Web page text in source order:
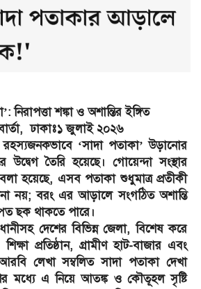
নিরাপত্তা শঙ্কা ও অশান্তির ইঙ্গিত
ঢাকাঃ১ জুলাই ২০২৬
রহস্যজনকভাবে ‘সাদা পতাকা’ উড়ানোর
তৈরি হয়েছে। গোয়েন্দা সংস্থার
বলা হয়েছে, এসব পতাকা শুধুমাত্র প্রতীকী
নয়; বরং এর আড়ালে সংগঠিত অশান্তি
ছক থাকতে পারে।
দেশের বিভিন্ন জেলা, বিশেষ করে
প্রতিষ্ঠান, গ্রামীণ হাট-বাজার এবং
লেখা সম্বলিত সাদা পতাকা দেখা
মধ্যে এ নিয়ে আতঙ্ক ও কৌতূহল সৃষ্টি